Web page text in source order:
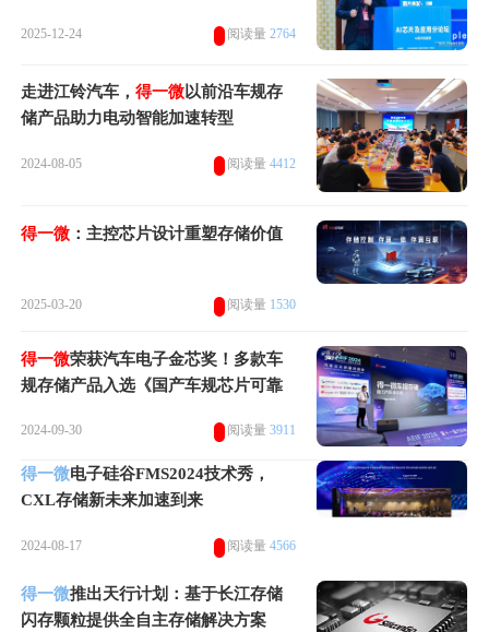
2025-12-24 阅读量 2764
走进江铃汽车，得一微以前沿车规存
储产品助力电动智能加速转型
2024-08-05 阅读量 4412
得一微 ：主控芯片设计重塑存储价值
2025-03-20 阅读量 1530
得一微荣获汽车电子金芯奖！多款车
规存储产品入选《国产车规芯片可靠
2024-09-30 阅读量 3911
得一微电子硅谷FMS2024技术秀，
CXL存储新未来加速到来
2024-08-17 阅读量 4566
得一微推出天行计划：基于长江存储
闪存颗粒提供全自主存储解决方案